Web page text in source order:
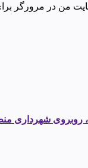
من در مرورگر
منطقه3 ، طبقه فوقانی املاک